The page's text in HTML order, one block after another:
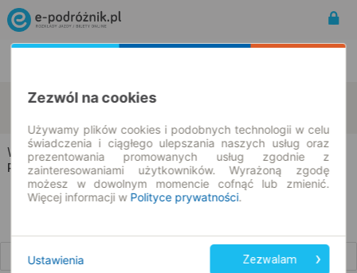
Wojanów
Wrocław
Wojanów → Wrocław
Rozkład jazdy i bilety
Zezwól na cookies
Używamy plików cookies i podobnych technologii w celu
świadczenia i ciągłego ulepszania naszych usług oraz
prezentowania promowanych usług zgodnie z
zainteresowaniami użytkowników. Wyrażoną zgodę
możesz w dowolnym momencie cofnąć lub zmienić.
Więcej informacji w Polityce prywatności.
Ustawienia Zezwalam